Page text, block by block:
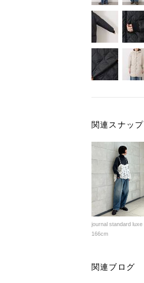
関連スナップ
journal standard luxe
166cm
関連ブログ